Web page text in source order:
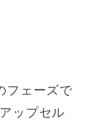
フェーズで
ップセル